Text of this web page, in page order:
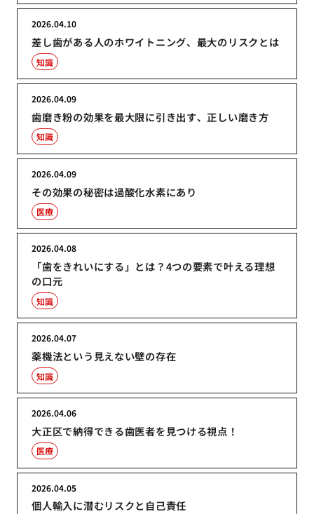
差し歯がある人のホワイトニング、最大のリスクとは
2026.04.10
知識
歯磨き粉の効果を最大限に引き出す、正しい磨き方
2026.04.09
知識
その効果の秘密は過酸化水素にあり
2026.04.09
医療
「歯をきれいにする」とは？4つの要素で叶える理想
の口元
2026.04.08
知識
薬機法という見えない壁の存在
2026.04.07
知識
大正区で納得できる歯医者を見つける視点！
2026.04.06
医療
個人輸入に潜むリスクと自己責任
2026.04.05